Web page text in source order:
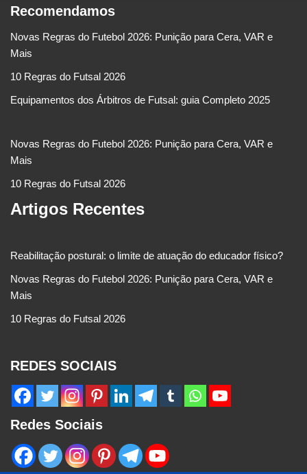
Recomendamos
Novas Regras do Futebol 2026: Punição para Cera, VAR e
Mais
10 Regras do Futsal 2026
Equipamentos dos Árbitros de Futsal: guia Completo 2025
Novas Regras do Futebol 2026: Punição para Cera, VAR e
Mais
10 Regras do Futsal 2026
Artigos Recentes
Reabilitação postural: o limite de atuação do educador físico?
Novas Regras do Futebol 2026: Punição para Cera, VAR e
Mais
10 Regras do Futsal 2026
REDES SOCIAIS
Redes Sociais